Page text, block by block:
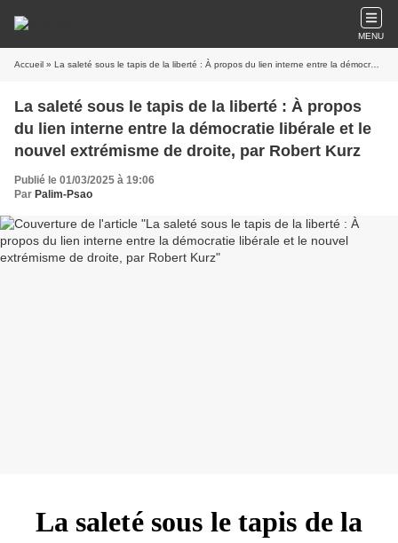
MENU
Accueil » La saleté sous le tapis de la liberté : À propos du lien interne entre la démocratie libérale et le nouvel extrémisme de droite, par Robert Kurz
La saleté sous le tapis de la liberté : À propos
du lien interne entre la démocratie libérale et le
nouvel extrémisme de droite, par Robert Kurz
Publié le 01/03/2025 à 19:06
Par Palim-Psao
La saleté sous le tapis de la